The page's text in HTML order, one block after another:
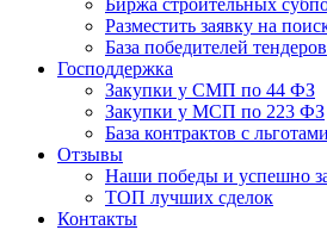
Биржа строительных
Разместить заявку на
База победителей тендеров
Господдержка
Закупки у СМП по 44 ФЗ
Закупки у МСП по 223 ФЗ
База контрактов с
Отзывы
Наши победы и успешно
ТОП лучших сделок
Контакты